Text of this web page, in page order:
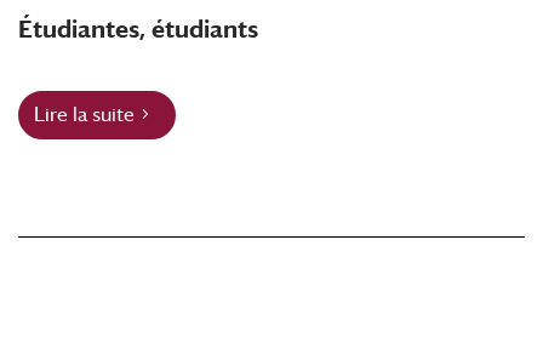
Étudiantes, étudiants
Lire la suite